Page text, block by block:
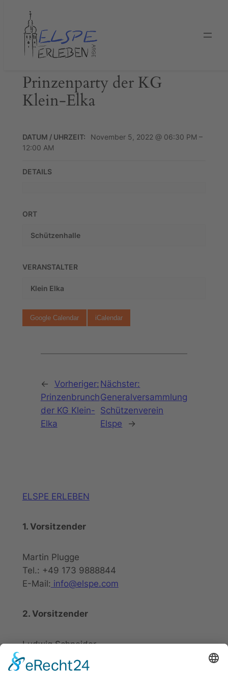
springen
Prinzenparty der KG
Klein-Elka
DATUM / UHRZEIT:
November 5, 2022 @ 06:30 PM –
12:00 AM
DETAILS
ORT
Schützenhalle
VERANSTALTER
Klein Elka
Google Calendar iCalendar
←
Vorheriger:
Prinzenbrunch
der KG Klein-
Elka
Nächster:
Generalversammlung
Schützenverein
Elspe
→
ELSPE ERLEBEN
1. Vorsitzender
Martin Plugge
Tel.: +49 173 9888844
E-Mail: info@elspe.com
2. Vorsitzender
Ludwig Schneider
Tel.: +49 2721 20800
E-Mail:info@elspe.com